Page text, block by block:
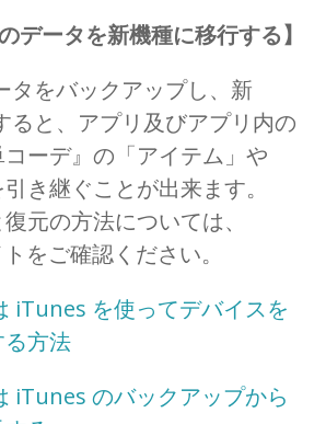
データを新機種に移行する】
タをバックアップし、新
ると、アプリ及びアプリ内の
ーデ』の「アイテム」や
引き継ぐことが出来ます。
元の方法については、
をご確認ください。
iTunes を使ってデバイスを
方法
iTunes のバックアップから